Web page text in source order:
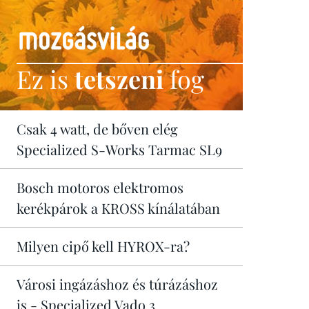
Ez istetszenifog
Csak 4 watt, de bőven elég
Specialized S-Works Tarmac SL9
Bosch motoros elektromos
kerékpárok a KROSS kínálatában
Milyen cipő kell HYROX-ra?
Városi ingázáshoz és túrázáshoz
is - Specialized Vado 3